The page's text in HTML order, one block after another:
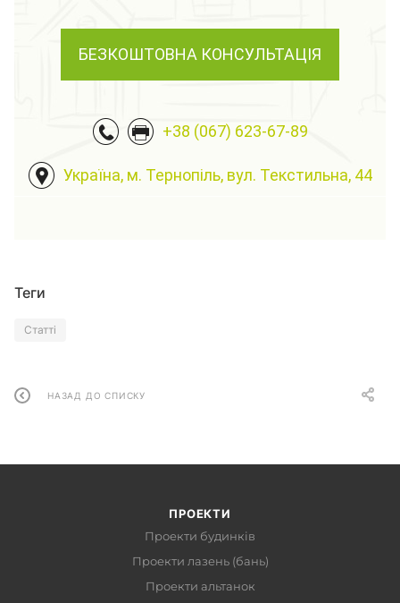
БЕЗКОШТОВНА КОНСУЛЬТАЦІЯ
+38 (067) 623-67-89
Україна, м. Тернопіль, вул. Текстильна, 44
Теги
Статті
НАЗАД ДО СПИСКУ
ПРОЕКТИ
Проекти будинків
Проекти лазень (бань)
Проекти альтанок